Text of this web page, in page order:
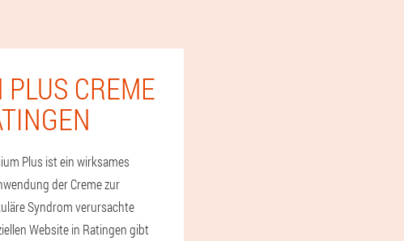
CREME
Plus ist ein wirksames
der Creme zur
Syndrom verursachte
Website in Ratingen gibt